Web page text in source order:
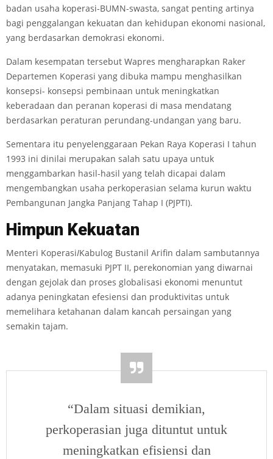
badan usaha koperasi-BUMN-swasta, sangat penting artinya
bagi penggalangan kekuatan dan kehidupan ekonomi nasional,
yang berdasarkan demokrasi ekonomi.
Dalam kesempatan tersebut Wapres mengharapkan Raker
Departemen Koperasi yang dibuka mampu menghasilkan
konsepsi- konsepsi pembinaan untuk meningkatkan
keberadaan dan peranan koperasi di masa mendatang
berdasarkan peraturan perundang-undangan yang baru.
Sementara itu penyelenggaraan Pekan Raya Koperasi I tahun
1993 ini dinilai merupakan salah satu upaya untuk
menggambarkan hasil-hasil yang telah dicapai dalam
mengembangkan usaha perkoperasian selama kurun waktu
Pembangunan Jangka Panjang Tahap I (PJPTI).
Himpun Kekuatan
Menteri KoperasiIKabulog Bustanil Arifin dalam sambutannya
menyatakan, memasuki PJPT II, perekonomian yang diwarnai
dengan gejolak dan proses globalisasi ekonomi menuntut
adanya peningkatan efesiensi dan produktivitas untuk
memelihara ketahanan dalam kancah persaingan yang
semakin tajam.
“Dalam situasi demikian,
perkoperasian juga dituntut untuk
meningkatkan efisiensi dan